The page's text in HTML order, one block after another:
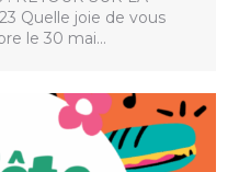
Quelle joie de vous
le 30 mai…